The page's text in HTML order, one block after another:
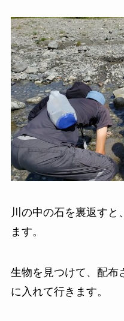
川の中の石を裏返すと
ます。
生物を見つけて、配布
に入れて行きます。